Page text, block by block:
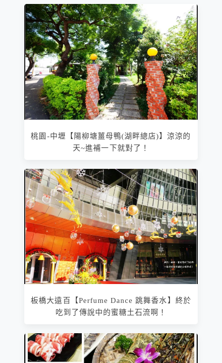
桃園-中壢【陽柳塘薑母鴨(湖畔總店)】涼涼的
天~進補一下就對了！
板橋大遠百【Perfume Dance 跳舞香水】終於
吃到了傳說中的蜜糖土石流啊！